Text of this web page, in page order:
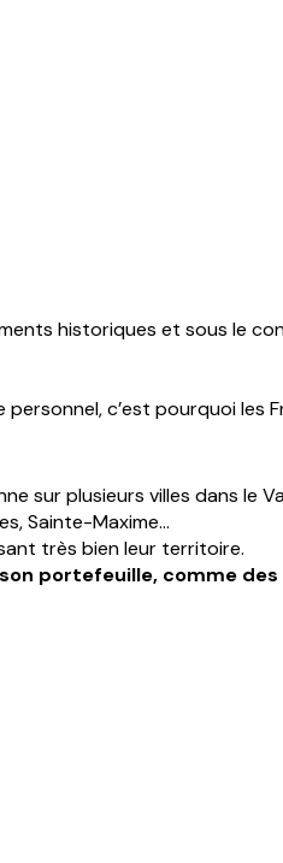
historiques et sous le
c’est pourquoi les
sur plusieurs villes dans le
Sainte-Maxime…
très bien leur territoire.
portefeuille, comme